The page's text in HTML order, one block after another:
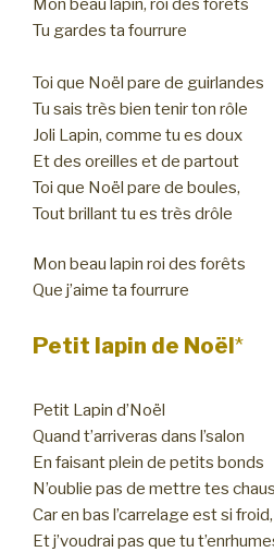
Tu gardes ta fourrure
Toi que Noël pare de guirlandes
Tu sais très bien tenir ton rôle
Joli Lapin, comme tu es doux
Et des oreilles et de partout
Toi que Noël pare de boules,
Tout brillant tu es très drôle
Mon beau lapin roi des forêts
Que j’aime ta fourrure
Petit lapin de Noël*
Petit Lapin d’Noël
Quand t’arriveras dans l’salon
En faisant plein de petits bonds
N’oublie pas de mettre tes
Car en bas l’carrelage est si froid,
Et j’voudrai pas que tu